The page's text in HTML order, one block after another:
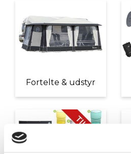
Fortelte & udstyr